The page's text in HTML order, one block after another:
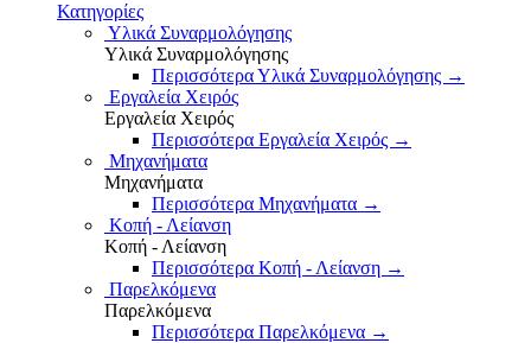
Κατηγορίες
Υλικά Συναρμολόγησης
Υλικά Συναρμολόγησης
Περισσότερα Υλικά Συναρμολόγησης →
Εργαλεία Χειρός
Εργαλεία Χειρός
Περισσότερα Εργαλεία Χειρός →
Μηχανήματα
Μηχανήματα
Περισσότερα Μηχανήματα →
Κοπή - Λείανση
Κοπή - Λείανση
Περισσότερα Κοπή - Λείανση →
Παρελκόμενα
Παρελκόμενα
Περισσότερα Παρελκόμενα →